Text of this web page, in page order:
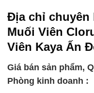
Địa chỉ chuyên
Muối Viên
Viên Kaya Ấn
Giá bán sản phẩm,
Phòng kinh doanh :